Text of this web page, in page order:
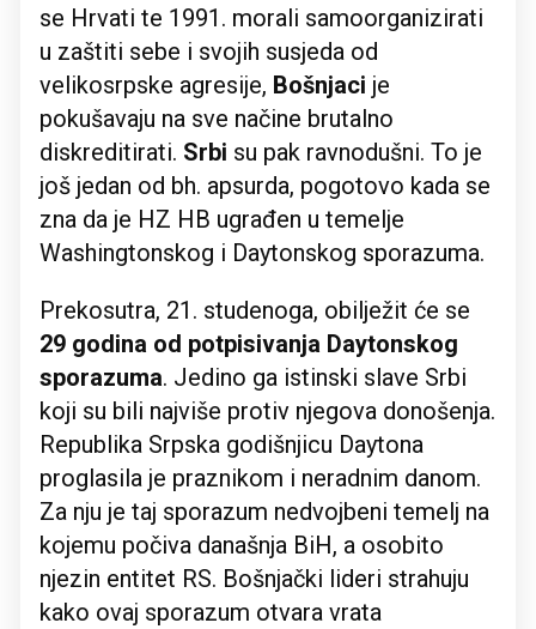
se Hrvati te 1991. morali samoorganizirati
u zaštiti sebe i svojih susjeda od
velikosrpske agresije, Bošnjaci je
pokušavaju na sve načine brutalno
diskreditirati. Srbi su pak ravnodušni. To je
još jedan od bh. apsurda, pogotovo kada se
zna da je HZ HB ugrađen u temelje
Washingtonskog i Daytonskog sporazuma.
Prekosutra, 21. studenoga, obilježit će se
29 godina od potpisivanja Daytonskog
sporazuma. Jedino ga istinski slave Srbi
koji su bili najviše protiv njegova donošenja.
Republika Srpska godišnjicu Daytona
proglasila je praznikom i neradnim danom.
Za nju je taj sporazum nedvojbeni temelj na
kojemu počiva današnja BiH, a osobito
njezin entitet RS. Bošnjački lideri strahuju
kako ovaj sporazum otvara vrata